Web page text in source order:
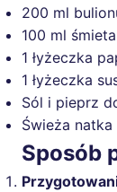
200 ml
100 ml
1 łyżeczka
1 łyżeczka
Sól i pieprz
Świeża
Sposób